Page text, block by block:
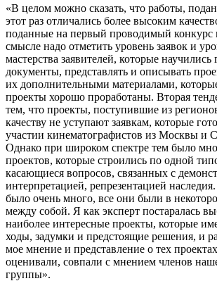
«В целом можно сказать, что работы,
этот раз отличались более высоким
поданные на первый проводимый конкурс
смысле надо отметить уровень заявок и
мастерства заявителей, которые научились
документы, представлять и описывать
их дополнительными материалами,
проекты хорошо проработаны. Вторая
тем, что проекты, поступившие из
качеству не уступают заявкам, которые
участии кинематографистов из Москвы и
Однако при широком спектре тем было
проектов, которые строились по одной
касающиеся вопросов, связанных с
интерпретацией, репрезентацией
было очень много, все они были в
между собой. Я как эксперт постаралась
наиболее интересные проекты, которые
ходы, задумки и предстоящие решения, и
мое мнение и представление о тех
оценивали, совпали с мнением членов
группы».